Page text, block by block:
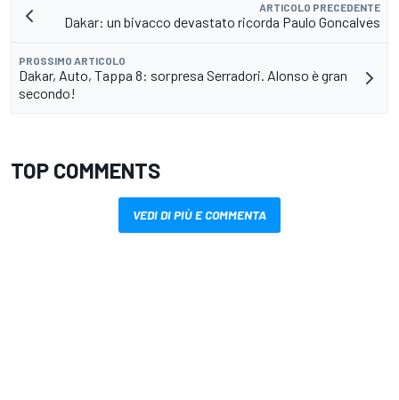
ARTICOLO PRECEDENTE
Dakar: un bivacco devastato ricorda Paulo Goncalves
PROSSIMO ARTICOLO
Dakar, Auto, Tappa 8: sorpresa Serradori. Alonso è gran
secondo!
TOP COMMENTS
VEDI DI PIÙ E COMMENTA